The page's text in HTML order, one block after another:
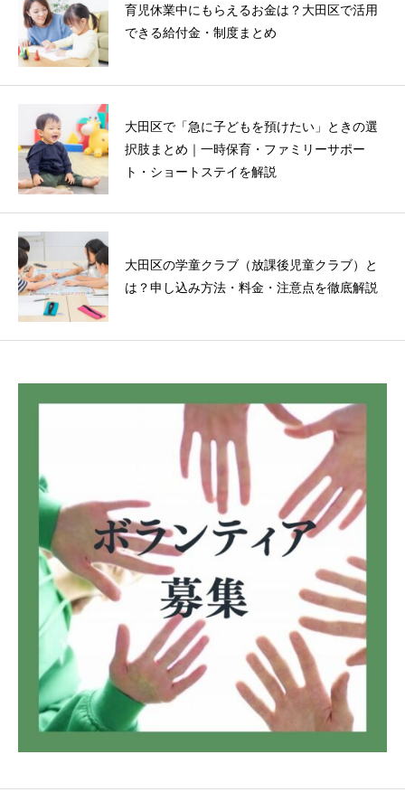
育児休業中にもらえるお金は？大田区で活用
できる給付金・制度まとめ
大田区で「急に子どもを預けたい」ときの選
択肢まとめ｜一時保育・ファミリーサポー
ト・ショートステイを解説
大田区の学童クラブ（放課後児童クラブ）と
は？申し込み方法・料金・注意点を徹底解説